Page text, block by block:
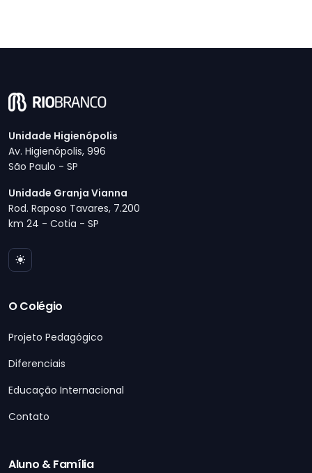
Unidade Higienópolis
Av. Higienópolis, 996
São Paulo - SP
Unidade Granja Vianna
Rod. Raposo Tavares, 7.200
km 24 - Cotia - SP
O Colégio
Projeto Pedagógico
Diferenciais
Educação Internacional
Contato
Aluno & Família